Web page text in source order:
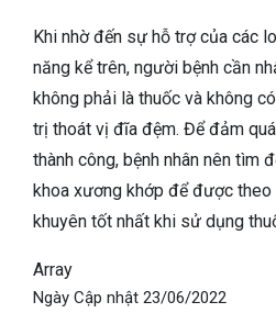
Khi nhờ đến sự hỗ trợ của các
năng kể trên, người bệnh cần
không phải là thuốc và không
trị thoát vị đĩa đệm. Để đảm
thành công, bệnh nhân nên tìm
khoa xương khớp để được
khuyên tốt nhất khi sử dụng
Array
Ngày Cập nhật 23/06/2022